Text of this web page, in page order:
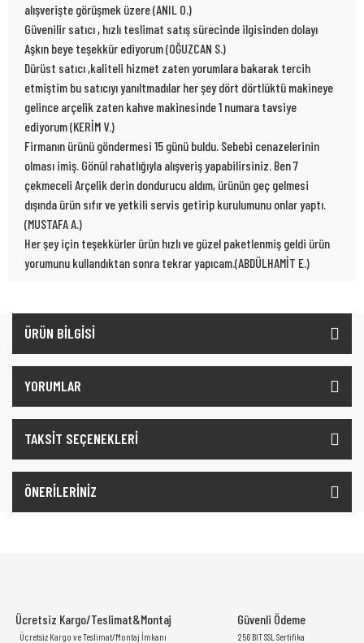
alışverişte görüşmek üzere (ANIL O.)
Güvenilir satıcı , hızlı teslimat satış sürecinde ilgisinden dolayı
Aşkın beye teşekkür ediyorum (OĞUZCAN S.)
Dürüst satıcı ,kaliteli hizmet zaten yorumlara bakarak tercih
etmiştim bu satıcıyı yanıltmadılar her şey dört dörtlüktü makineye
gelince arçelik zaten kahve makinesinde 1 numara tavsiye
ediyorum (KERİM V.)
Firmanın ürünü göndermesi 15 günü buldu. Sebebi cenazelerinin
olması imiş. Gönül rahatlığıyla alışveriş yapabilirsiniz. Ben 7
çekmeceli Arçelik derin dondurucu aldım, ürünün geç gelmesi
dışında ürün sıfır ve yetkili servis getirip kurulumunu onlar yaptı.
(MUSTAFA A.)
Her şey için teşekkürler ürün hızlı ve güzel paketlenmiş geldi ürün
yorumunu kullandıktan sonra tekrar yapıcam.(ABDÜLHAMİT E.)
ÜRÜN BİLGİSİ
YORUMLAR
TAKSİT SEÇENEKLERİ
ÖNERİLERİNİZ
Ücretsiz Kargo/Teslimat&Montaj
Ücretsiz Kargo ve Teslimat/Montaj İmkanı
Güvenli Ödeme
256 BIT SSL Sertifika